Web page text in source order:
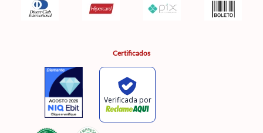
Certificados